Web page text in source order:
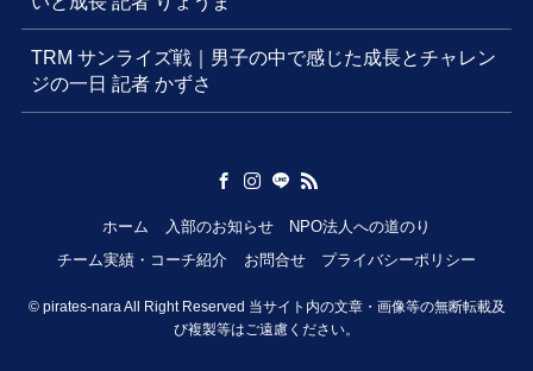
TRM サンライズ戦｜男子の中で感じた成長とチャレン
ジの一日 記者 かずさ
ホーム 入部のお知らせ
NPO法人への道のり
チーム実績・コーチ紹介
お問合せ プライバシーポリシー
©pirates-nara All Right Reserved 当サイト内の文章・画像等の無断転載及
び複製等はご遠慮ください。